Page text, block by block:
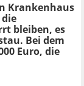
Krankenhaus
bleiben, es
Bei dem
Euro, die